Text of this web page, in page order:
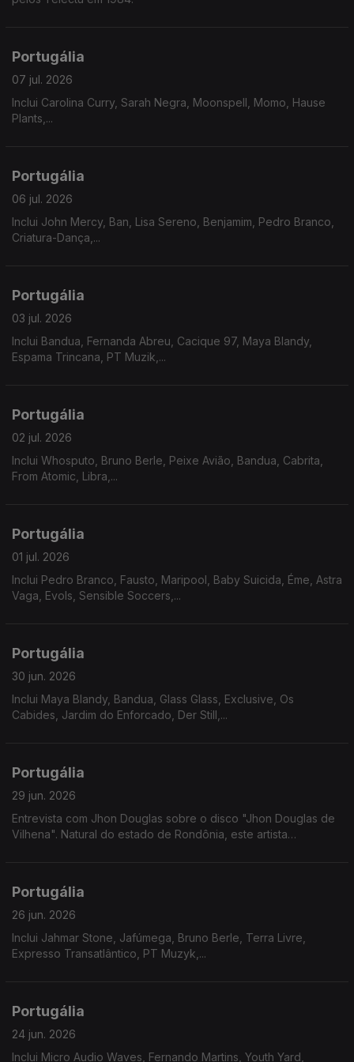
Portugália
07 jul. 2026
Inclui Carolina Curry, Sarah Negra, Moonspell, Momo, Hause
Plants,...
Portugália
06 jul. 2026
Inclui John Mercy, Ban, Lisa Sereno, Benjamim, Pedro Branco,
Criatura-Dança,...
Portugália
03 jul. 2026
Inclui Bandua, Fernanda Abreu, Cacique 97, Maya Blandy,
Espama Trincana, PT Muzik,...
Portugália
02 jul. 2026
Inclui Whosputo, Bruno Berle, Peixe Avião, Bandua, Cabrita,
From Atomic, Libra,...
Portugália
01 jul. 2026
Inclui Pedro Branco, Fausto, Maripool, Baby Suicida, Éme, Astra
Vaga, Evols, Sensible Soccers,...
Portugália
30 jun. 2026
Inclui Maya Blandy, Bandua, Glass Glass, Exclusive, Os
Cabides, Jardim do Enforcado, Der Still,...
Portugália
29 jun. 2026
Entrevista com Jhon Douglas sobre o disco "Jhon Douglas de
Vilhena". Natural do estado de Rondônia, este artista
Portugália
26 jun. 2026
Inclui Jahmar Stone, Jafúmega, Bruno Berle, Terra Livre,
Expresso Transatlântico, PT Muzyk,...
Portugália
24 jun. 2026
Inclui Micro Audio Waves, Fernando Martins, Youth Yard,